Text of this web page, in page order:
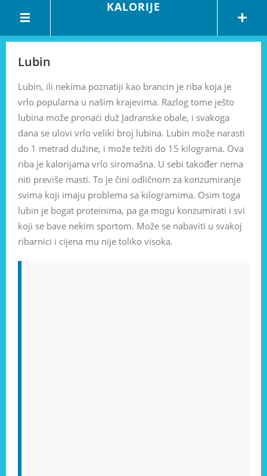
KALORIJE
Lubin
Lubin, ili nekima poznatiji kao brancin je riba koja je
vrlo popularna u našim krajevima. Razlog tome ješto
lubina može pronaći duž Jadranske obale, i svakoga
dana se ulovi vrlo veliki broj lubina. Lubin može narasti
do 1 metrad dužine, i može težiti do 15 kilograma. Ova
riba je kalorijama vrlo siromašna. U sebi također nema
niti previše masti. To je čini odličnom za konzumiranje
svima koji imaju problema sa kilogramima. Osim toga
lubin je bogat proteinima, pa ga mogu konzumirati i svi
koji se bave nekim sportom. Može se nabaviti u svakoj
ribarnici i cijena mu nije toliko visoka.